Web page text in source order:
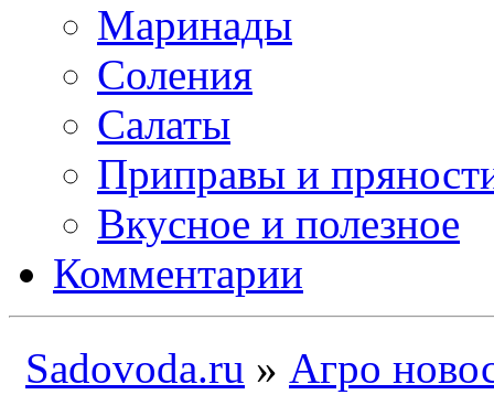
Маринады
Соления
Салаты
Приправы и
Вкусное и полезное
Комментарии
Sadovoda.ru » Агро